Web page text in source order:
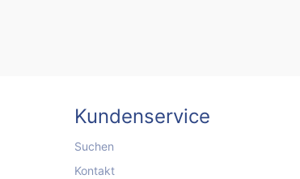
Kundenservice
Suchen
Kontakt